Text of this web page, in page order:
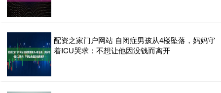
配资之家门户网站 自闭症男孩从4楼坠落，妈妈守
着ICU哭求：不想让他因没钱而离开